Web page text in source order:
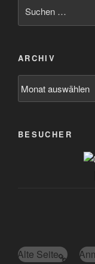
nach:
ARCHIV
BESUCHER
Alte Seite